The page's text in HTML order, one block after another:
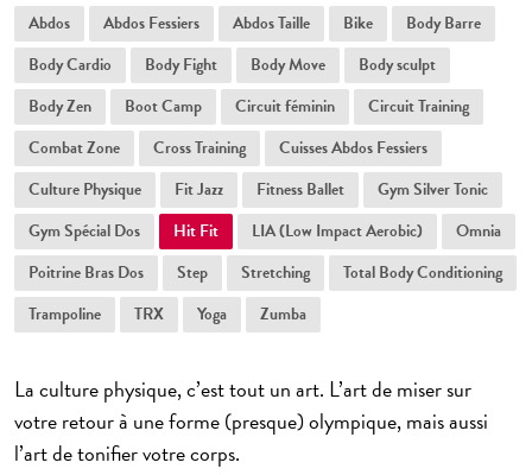
Abdos Abdos Fessiers Abdos Taille Bike
Body Barre
Body Cardio
Body Fight Body Move
Body sculpt
Body Zen
Boot Camp Circuit féminin
Circuit Training
Combat Zone
Cross Training
Cuisses Abdos Fessiers
Culture Physique
Fit Jazz Fitness Ballet
Gym Silver Tonic
Gym Spécial Dos
Hit Fit LIA (Low Impact Aerobic)
Omnia
Poitrine Bras Dos
Step Stretching
Total Body Conditioning
Trampoline
TRX Yoga Zumba
La culture physique, c’est tout un art. L’art de miser sur
votre retour à une forme (presque) olympique, mais aussi
l’art de tonifier votre corps.